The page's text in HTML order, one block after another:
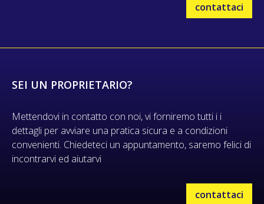
contattaci
SEI UN PROPRIETARIO?
Mettendovi in contatto con noi, vi forniremo tutti i i
dettagli per avviare una pratica sicura e a condizioni
convenienti. Chiedeteci un appuntamento, saremo felici di
incontrarvi ed aiutarvi
contattaci